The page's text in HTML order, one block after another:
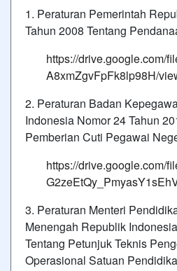
1. Peraturan Pemerintah
Tahun 2008 Tentang
https://drive.google.com/
A8xmZgvFpFk8lp98H/
2. Peraturan Badan
Indonesia Nomor 24 Tahun
Pemberian Cuti Pegawai
https://drive.google.com/
3. Peraturan Menteri
Menengah Republik
Tentang Petunjuk Teknis
Operasional Satuan